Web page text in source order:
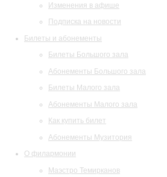
Изменения в афише
Подписка на новости
Билеты и абонементы
Билеты Большого зала
Абонементы Большого зала
Билеты Малого зала
Абонементы Малого зала
Как купить билет
Абонементы Музитория
О филармонии
Маэстро Темирканов